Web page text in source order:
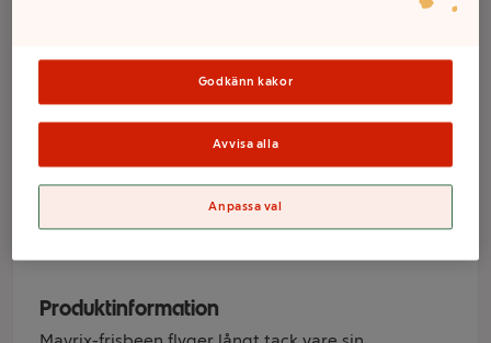
Frisbee 15cm
silikon Mavrrix
Produktinformation
Sortimentet kan variera mellan butikerna
Godkänn kakor
Avvisa alla
Anpassa val